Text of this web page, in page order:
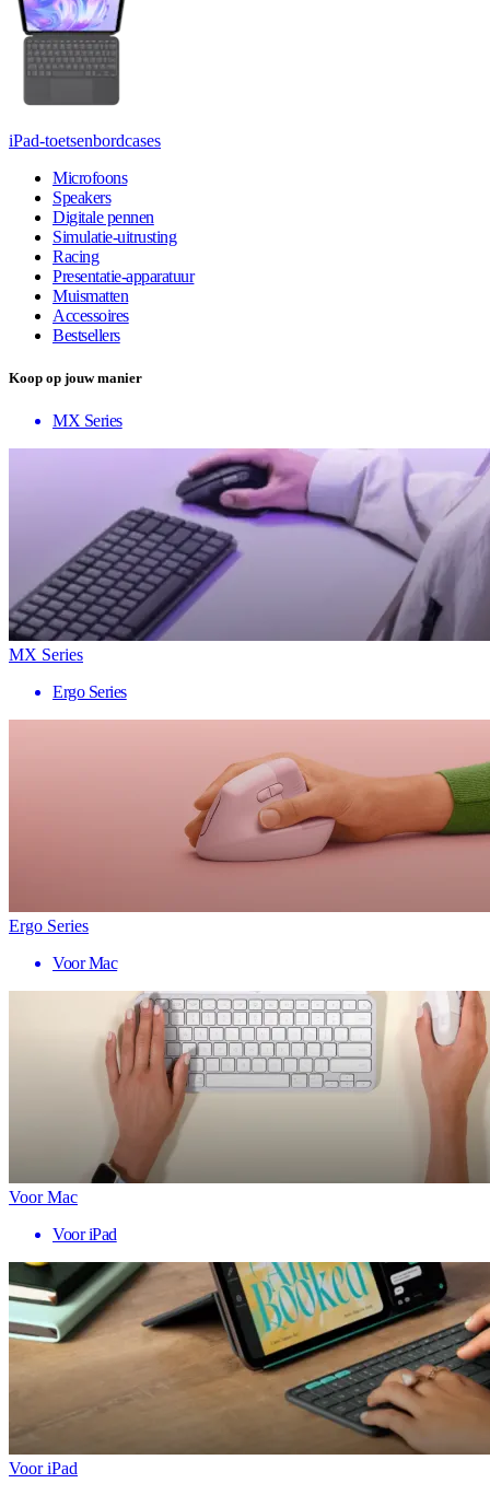
iPad-toetsenbordcases
Microfoons
Speakers
Digitale pennen
Simulatie-uitrusting
Racing
Presentatie-apparatuur
Muismatten
Accessoires
Bestsellers
Koop op jouw manier
MX Series
MX Series
Ergo Series
Ergo Series
Voor Mac
Voor Mac
Voor iPad
Voor iPad